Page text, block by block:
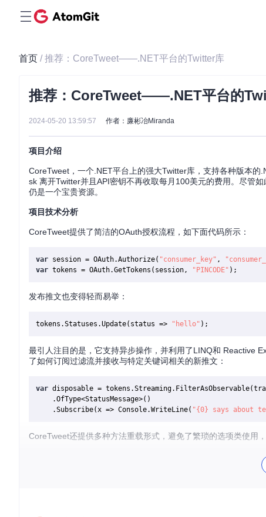
首页 / 推荐：CoreTweet——.NET平台的Twitter库
推荐：CoreTweet——.NET平台的
2024-05-20 13:59:57 作者：廉彬冶Miranda
项目介绍
CoreTweet，一个.NET平台上的强大Twitter库，支持各种版本
sk 离开Twitter并且API密钥不再收取每月100美元的费用。尽管
仍是一个宝贵资源。
项目技术分析
CoreTweet提供了简洁的OAuth授权流程，如下面代码所示：
var session = OAuth.Authorize( "consumer_key" ,
var tokens = OAuth.GetTokens(session, "PINCODE"
发布推文也变得轻而易举：
tokens.Statuses.Update(status => "hello"
最引人注目的是，它支持异步操作，并利用了LINQ和 Reactive
了如何订阅过滤流并接收与特定关键词相关的新推文：
var disposable =
    .OfType<StatusMessage>()
    .Subscribe(x => Console.WriteLine(
"{0} says about
CoreTweet还提供多种方法重载形式，避免了繁琐的选项类使用，
CoreTweet适合那些需要开发Twitter应用的开发者，无论是桌面